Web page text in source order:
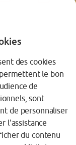
des cookies
le bon
de
sont
de personnaliser
l'assistance
du contenu